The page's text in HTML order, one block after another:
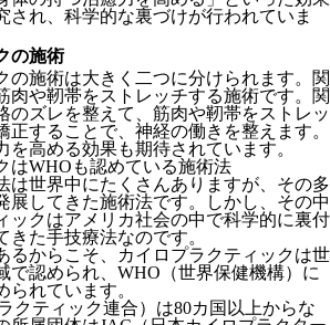
され、科学的な裏づけが行われていま
の施術
の施術は大きく二つに分けられます。関
肉や靭帯をストレッチする施術です。関
のズレを整えて、筋肉や靭帯をストレッ
正することで、神経の働きを整えます。
を高める効果も期待されています。
はWHOも認めている施術法
は世界中にたくさんありますが、その多
展してきた施術法です。しかし、その中
ックはアメリカ社会の中で科学的に裏付
きた手技療法なのです。
るからこそ、カイロプラクティックは世
で認められ、WHO（世界保健機構）に
られています。
クティック連合）は80カ国以上からな